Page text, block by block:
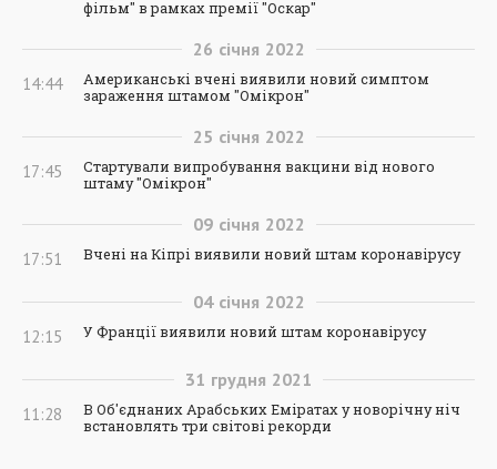
фільм" в рамках премії "Оскар"
26 січня 2022
14:44
Американські вчені виявили новий симптом
зараження штамом "Омікрон"
25 січня 2022
17:45
Стартували випробування вакцини від нового
штаму "Омікрон"
09 січня 2022
17:51 Вчені на Кіпрі виявили новий штам коронавірусу
04 січня 2022
12:15 У Франції виявили новий штам коронавірусу
31 грудня 2021
11:28
В Об'єднаних Арабських Еміратах у новорічну ніч
встановлять три світові рекорди